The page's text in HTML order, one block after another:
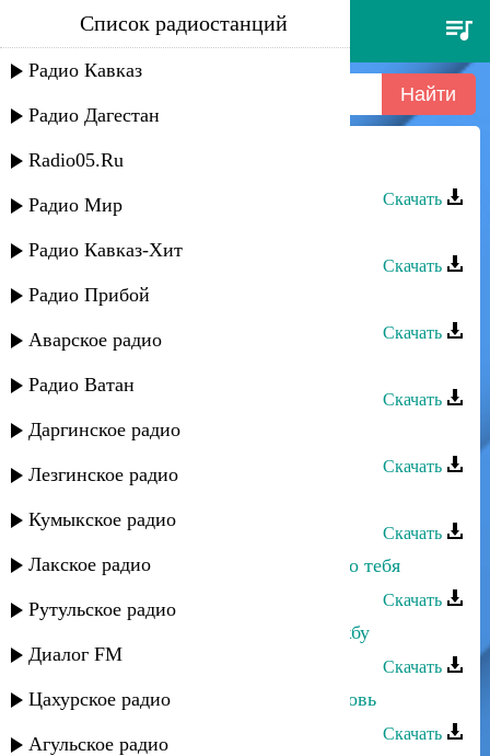
малик магомедов - вуссала
Список радиостанций
Радио Кавказ
Радио Дагестан
Radio05.Ru
Радио Мир
Радио Кавказ-Хит
Радио Прибой
Аварское радио
Радио Ватан
Даргинское радио
Лезгинское радио
Кумыкское радио
Лакское радио
Рутульское радио
Диалог FM
Цахурское радио
Агульское радио
Малик Магомедов - Вуссала
Скачать
Скачать
Малик Магомедов - Я риш
Скачать
Скачать
Малик Магомедов - Друзьям
Скачать
Скачать
Малик Магомедов - Если б не было тебя
Скачать
Малик Магомедов - Берегите дружбу
Скачать
Руслан Магомедов - Безумная любовь
Скачать